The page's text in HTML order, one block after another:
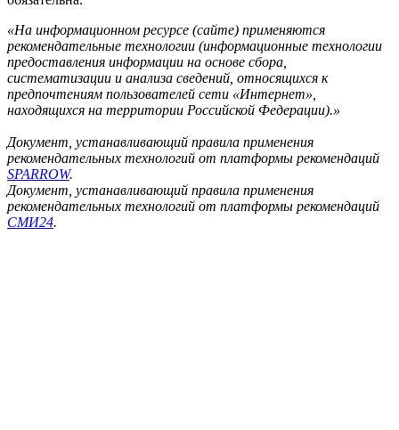
«На информационном ресурсе (сайте) применяются
рекомендательные технологии (информационные технологии
предоставления информации на основе сбора,
систематизации и анализа сведений, относящихся к
предпочтениям пользователей сети «Интернет»,
находящихся на территории Российской Федерации).»
Документ, устанавливающий правила применения
рекомендательных технологий от платформы рекомендаций
SPARROW.
Документ, устанавливающий правила применения
рекомендательных технологий от платформы рекомендаций
СМИ24.